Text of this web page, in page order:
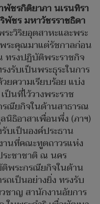
พัชรกิติยาภา นเรนทิรา
ชร มหาวัชรราชธิดา
ะวิริยอุตสาหะและพระ
ระคุณมาแต่รัชกาลก่อน
ทรงปฏิบัติพระราชกิจ
งรับเป็นพระธุระในการ
ยความเรียบร้อย แบ่ง
ป็นที่ไว้วางพระราช
ณียกิจในด้านสาธารณ
นิธิอาสาเพื่อนพึ่ง (ภาฯ)
บเป็นองค์ประธาน
นที่คณะทูตถาวรแห่ง
ระชาชาติ ณ นคร
พระกรณียกิจในด้าน
ถเป็นอย่างยิ่ง ทรงรับ
ชาญ สานักงานอัยการ